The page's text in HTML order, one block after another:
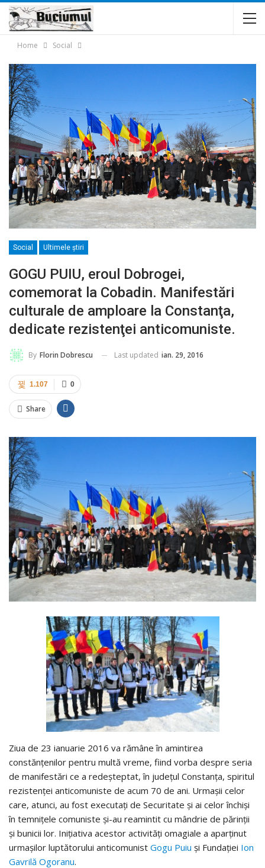
Home Social
Social Ultimele ştiri
GOGU PUIU, eroul Dobrogei,
comemorat la Cobadin. Manifestări
culturale de amploare la Constanţa,
dedicate rezistenţei anticomuniste.
By Florin Dobrescu Last updated ian. 29, 2016
0
1.107
Share
Ziua de 23 ianuarie 2016 va rămâne în amintirea
constănţenilor pentru multă vreme, fiind vorba despre seria
de manifestări ce a redeşteptat, în judeţul Constanţa, spiritul
rezistenţei anticomuniste de acum 70 de ani. Urmaşii celor
care, atunci, au fost executaţi de Securitate şi ai celor închişi
în temniţele comuniste şi-au reamintit cu mândrie de părinţii
şi bunicii lor. Iniţiativa acestor activităţi omagiale a aparţinut
urmaşilor luptătorului anticomunist Gogu Puiu şi Fundaţiei Ion
Gavrilă Ogoranu.